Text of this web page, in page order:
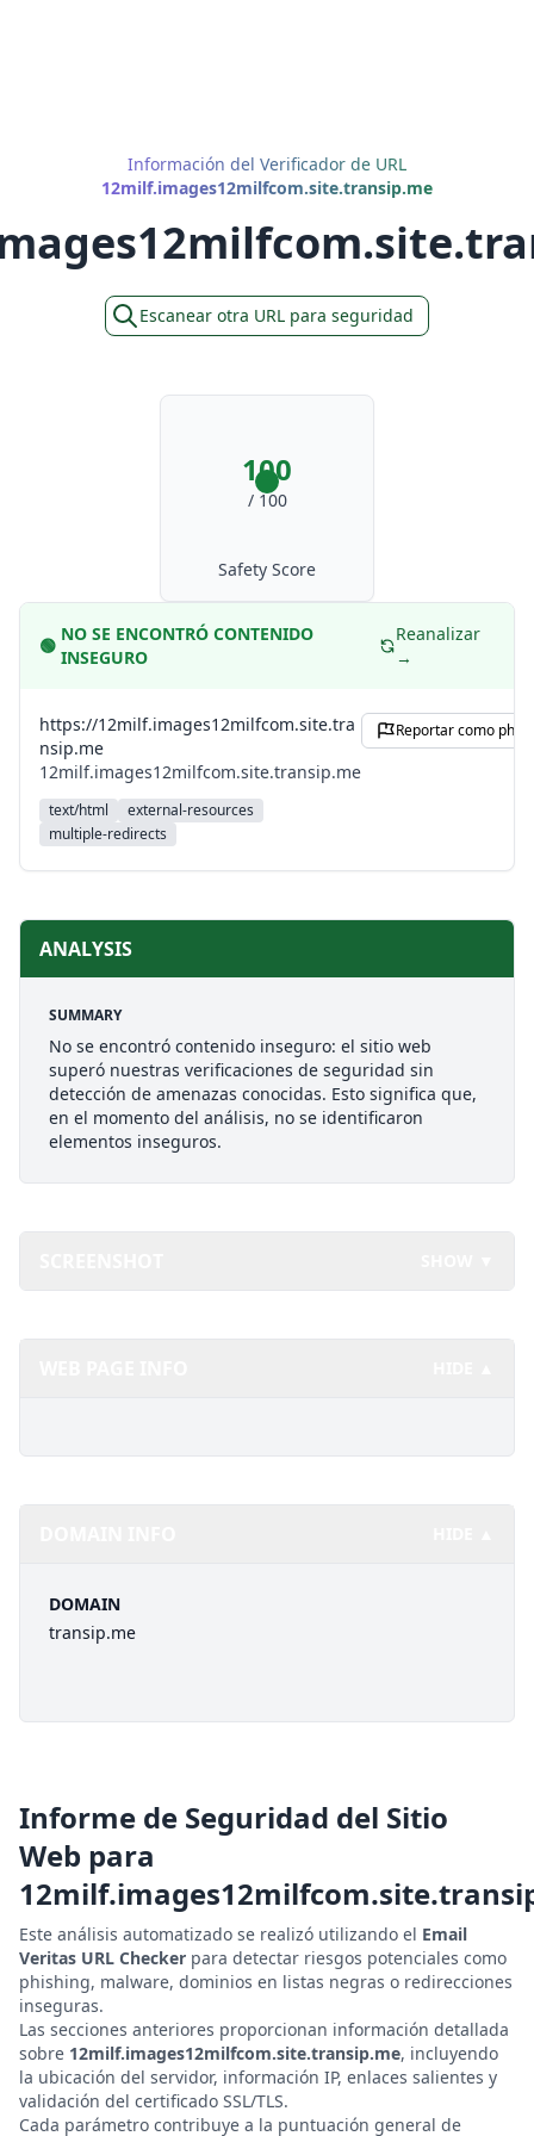
Información del Verificador de URL
12milf.images12milfcom.site.transip.me
Escanear otra URL para seguridad
100
/ 100
Safety Score
🟢
NO SE ENCONTRÓ CONTENIDO
INSEGURO
Reanalizar
→
https://12milf.images12milfcom.site.tra
nsip.me
12milf.images12milfcom.site.transip.me
text/html
external-resources
multiple-redirects
Reportar como
ANALYSIS
SUMMARY
No se encontró contenido inseguro: el sitio web
superó nuestras verificaciones de seguridad sin
detección de amenazas conocidas. Esto significa que,
en el momento del análisis, no se identificaron
elementos inseguros.
DOMAIN
transip.me
Informe de Seguridad del Sitio
Web para
Este análisis automatizado se realizó utilizando el Email
Veritas URL Checker para detectar riesgos potenciales como
phishing, malware, dominios en listas negras o redirecciones
inseguras.
Las secciones anteriores proporcionan información detallada
sobre 12milf.images12milfcom.site.transip.me, incluyendo
la ubicación del servidor, información IP, enlaces salientes y
validación del certificado SSL/TLS.
Cada parámetro contribuye a la puntuación general de